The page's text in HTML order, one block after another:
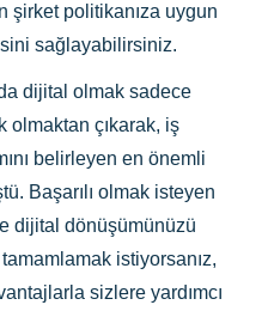
şirket politikanıza uygun
sağlayabilirsiniz.
dijital olmak sadece
olmaktan çıkarak, iş
belirleyen en önemli
Başarılı olmak isteyen
dijital dönüşümünüzü
istiyorsanız,
sizlere yardımcı